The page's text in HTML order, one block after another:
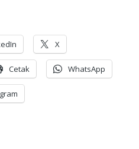
X
Cetak WhatsApp